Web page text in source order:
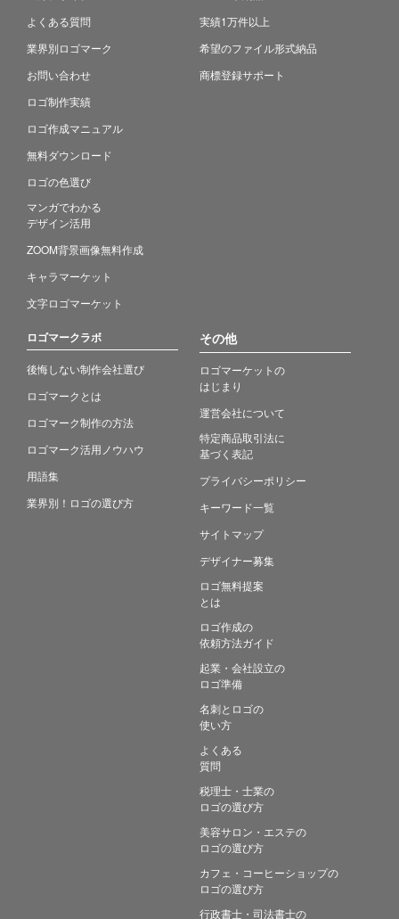
よくある質問
業界別ロゴマーク
お問い合わせ
ロゴ制作実績
ロゴ作成マニュアル
無料ダウンロード
ロゴの色選び
マンガでわかる
デザイン活用
ZOOM背景画像無料作成
キャラマーケット
文字ロゴマーケット
実績1万件以上
希望のファイル形式納品
商標登録サポート
ロゴマークラボ
後悔しない制作会社選び
ロゴマークとは
ロゴマーク制作の方法
ロゴマーク活用ノウハウ
用語集
業界別！ロゴの選び方
その他
ロゴマーケットの
はじまり
運営会社について
特定商品取引法に
基づく表記
プライバシーポリシー
キーワード一覧
サイトマップ
デザイナー募集
ロゴ無料提案
とは
ロゴ作成の
依頼方法ガイド
起業・会社設立の
ロゴ準備
名刺とロゴの
使い方
よくある
質問
税理士・士業の
ロゴの選び方
美容サロン・エステの
ロゴの選び方
カフェ・コーヒーショップの
ロゴの選び方
行政書士・司法書士の